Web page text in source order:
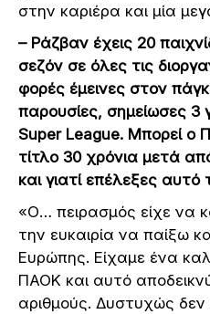
στην καριέρα και μία
– Ράζβαν έχεις 20
σεζόν σε όλες τις
φορές έμεινες στον
παρουσίες, σημείωσες 3
Super League. Μπορεί ο
τίτλο 30 χρόνια μετά
και γιατί επέλεξες
«Ο… πειρασμός είχε να
την ευκαιρία να παίξω
Ευρώπης. Είχαμε ένα
ΠΑΟΚ και αυτό
αριθμούς. Δυστυχώς